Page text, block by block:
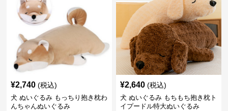
¥2,740 (税込)
犬 ぬいぐるみ もっちり抱き枕わ
んちゃんぬいぐるみ
¥2,640 (税込)
犬 ぬいぐるみ もちもち抱き枕ト
イプードル特大ぬいぐるみ